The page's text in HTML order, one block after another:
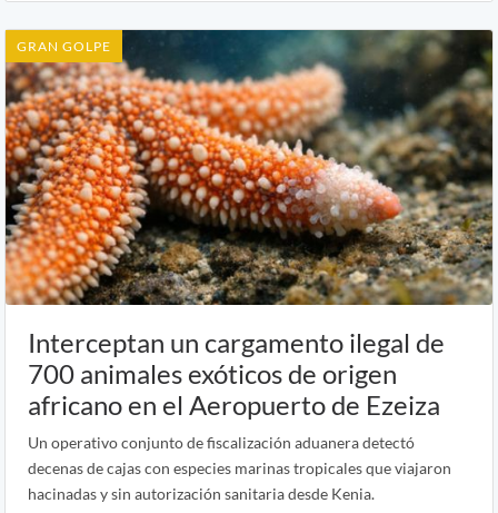
GRAN GOLPE
Interceptan un cargamento ilegal de
700 animales exóticos de origen
africano en el Aeropuerto de Ezeiza
Un operativo conjunto de fiscalización aduanera detectó
decenas de cajas con especies marinas tropicales que viajaron
hacinadas y sin autorización sanitaria desde Kenia.